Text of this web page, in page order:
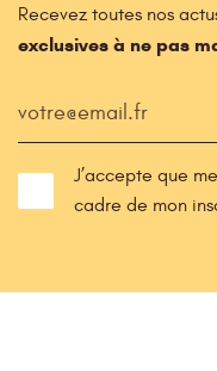
Recevez toutes nos
exclusives à ne pas
J’accepte que
cadre de mon